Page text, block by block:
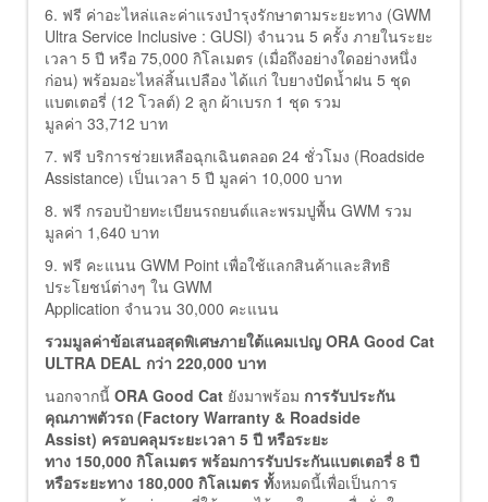
6. ฟรี ค่าอะไหล่และค่าแรงบำรุงรักษาตามระยะทาง (GWM
Ultra Service Inclusive : GUSI) จำนวน 5 ครั้ง ภายในระยะ
เวลา 5 ปี หรือ 75,000 กิโลเมตร (เมื่อถึงอย่างใดอย่างหนึ่ง
ก่อน) พร้อมอะไหล่สิ้นเปลือง ได้แก่ ใบยางปัดน้ำฝน 5 ชุด
แบตเตอรี่ (12 โวลต์) 2 ลูก ผ้าเบรก 1 ชุด รวม
มูลค่า 33,712 บาท
7. ฟรี บริการช่วยเหลือฉุกเฉินตลอด 24 ชั่วโมง (Roadside
Assistance) เป็นเวลา 5 ปี มูลค่า 10,000 บาท
8. ฟรี กรอบป้ายทะเบียนรถยนต์และพรมปูพื้น GWM รวม
มูลค่า 1,640 บาท
9. ฟรี คะแนน GWM Point เพื่อใช้แลกสินค้าและสิทธิ
ประโยชน์ต่างๆ ใน GWM
Application จำนวน 30,000 คะแนน
รวมมูลค่าข้อเสนอสุดพิเศษภายใต้แคมเปญ ORA Good Cat
ULTRA DEAL กว่า 220,000 บาท
นอกจากนี้ ORA Good Cat ยังมาพร้อม การรับประกัน
คุณภาพตัวรถ (Factory Warranty & Roadside
Assist) ครอบคลุมระยะเวลา 5 ปี หรือระยะ
ทาง 150,000 กิโลเมตร พร้อมการรับประกันแบตเตอรี่ 8 ปี
หรือระยะทาง 180,000 กิโลเมตร ทั้งหมดนี้เพื่อเป็นการ